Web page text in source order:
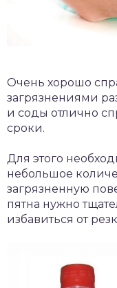
Очень хорошо
загрязнениями
и соды отлично
сроки.
Для этого
небольшое
загрязненную
пятна нужно
избавиться от